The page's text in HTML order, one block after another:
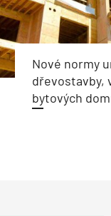
Nové normy
dřevostavby,
bytových